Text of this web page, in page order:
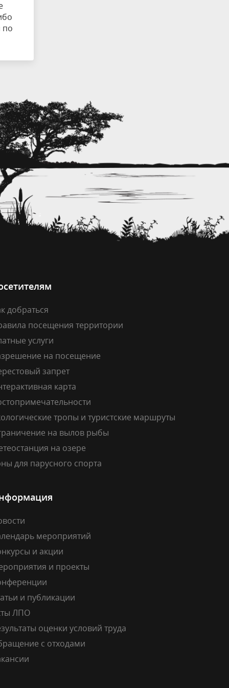
по
добраться
посещения территории
услуги
на посещение
запрет
карта
тропы и туристские маршруты
на вылов рыбы
на озере
для парусного спорта
мероприятий
и акции
и проекты
и публикации
ЛПО
оценки условий труда
с отходами